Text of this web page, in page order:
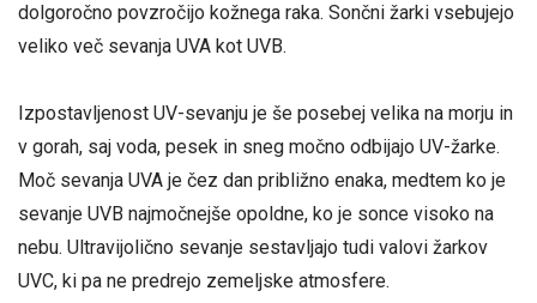
dolgoročno povzročijo kožnega raka. Sončni žarki vsebujejo
veliko več sevanja UVA kot UVB.
Izpostavljenost UV-sevanju je še posebej velika na morju in
v gorah, saj voda, pesek in sneg močno odbijajo UV-žarke.
Moč sevanja UVA je čez dan približno enaka, medtem ko je
sevanje UVB najmočnejše opoldne, ko je sonce visoko na
nebu. Ultravijolično sevanje sestavljajo tudi valovi žarkov
UVC, ki pa ne predrejo zemeljske atmosfere.